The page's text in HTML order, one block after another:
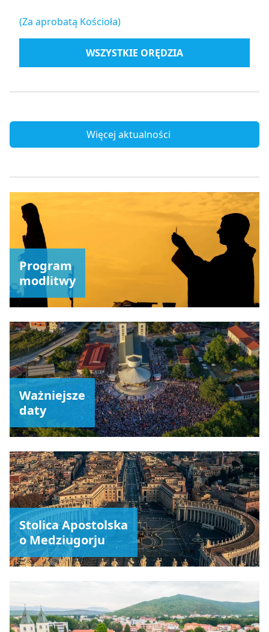
(Za aprobatą Kościoła)
WSZYSTKIE ORĘDZIA
Więcej aktualności
Program
modlitwy
Ważniejsze
daty
Stolica Apostolska
o Medziugorju